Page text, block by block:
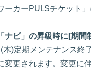
ーカーPULSチケット
ナビ」の昇級時に[期間
木)定期メンテナンス終
変更されます。変更に